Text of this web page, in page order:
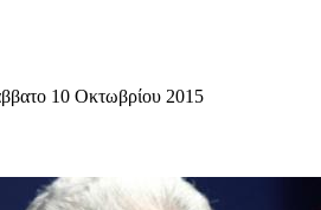
10 Οκτωβρίου 2015